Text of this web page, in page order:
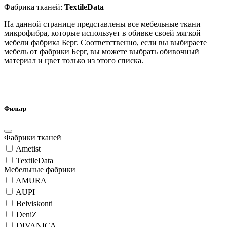
Фабрика тканей: TextileData
На данной странице представлены все мебельные ткани
микрофибра, которые использует в обивке своей мягкой
мебели фабрика Берг. Соответственно, если вы выбираете
мебель от фабрики Берг, вы можете выбрать обивочный
материал и цвет только из этого списка.
Фильтр
Фабрики тканей
Ametist
TextileData
Мебельные фабрики
AMURA
AUPI
Belviskonti
DeniZ